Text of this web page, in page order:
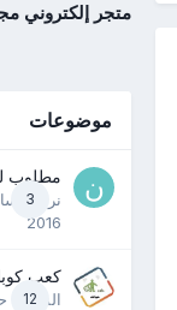
متجر إلكتروني
موضوعات
3
مطلوب
نرمين
2016
12
كعب
المدرب